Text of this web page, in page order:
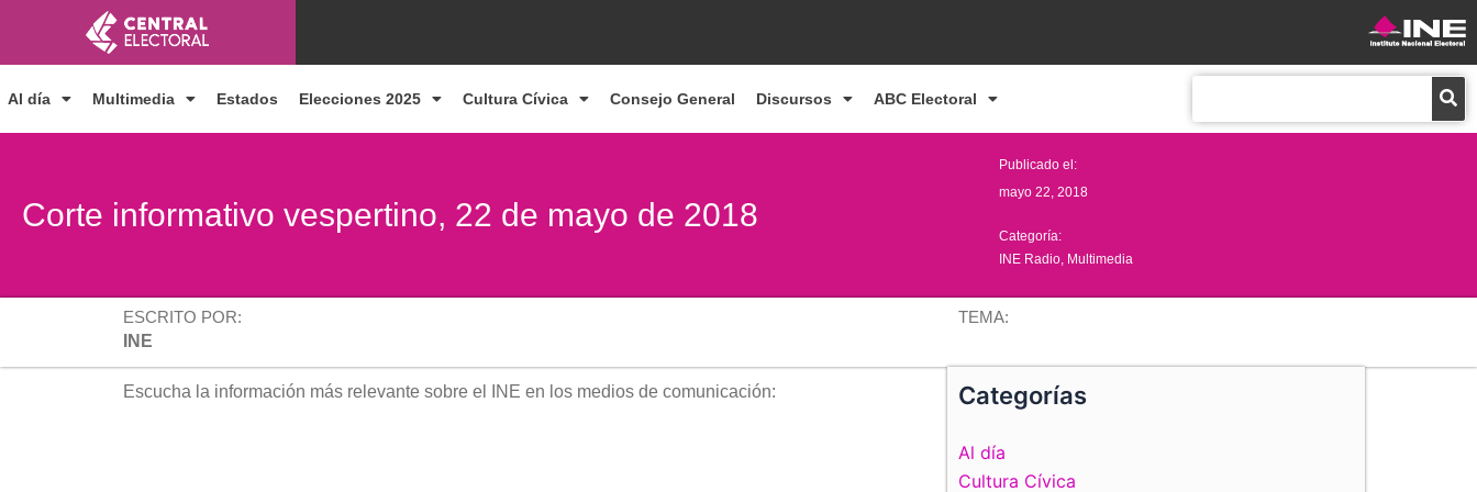
contenido
Al día Multimedia Estados Elecciones 2025 Cultura Cívica Consejo General Discursos ABC Electoral
Corte informativo vespertino, 22 de mayo de 2018
Publicado el:
mayo 22, 2018
Categoría:
INE Radio Multimedia
ESCRITO POR:
INE
TEMA:
Escucha la información más relevante sobre el INE en los medios de comunicación: Categorías
Al día
Cultura Cívica